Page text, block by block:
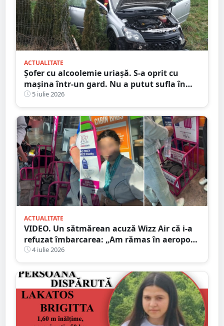
ACTUALITATE
Șofer cu alcoolemie uriașă. S-a oprit cu
mașina într-un gard. Nu a putut sufla în
etilotest de beat ce a fost
5 iulie 2026
ACTUALITATE
VIDEO. Un sătmărean acuză Wizz Air că i-a
refuzat îmbarcarea: „Am rămas în aeroport
cu băiețelul nostru de 2 ani”
4 iulie 2026